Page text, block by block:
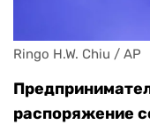
Ringo H.W. Chiu / AP
распоряжение